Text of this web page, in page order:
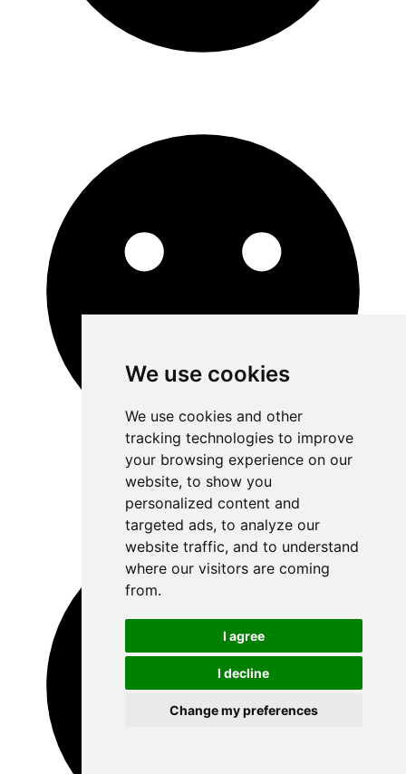
We use cookies
We use cookies and other
tracking technologies to improve
your browsing experience on our
website, to show you
personalized content and
targeted ads, to analyze our
website traffic, and to understand
where our visitors are coming
from.
I agree
I decline
Change my preferences